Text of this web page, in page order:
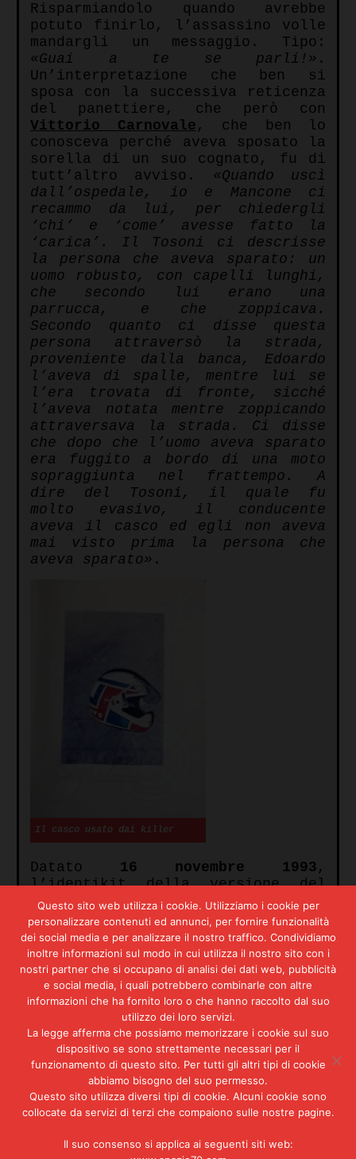
Risparmiandolo quando avrebbe
potuto finirlo, l’assassino volle
mandargli un messaggio. Tipo:
«Guai a te se parli!» .
Un’interpretazione che ben si
sposa con la successiva reticenza
del panettiere, che però con
Vittorio Carnovale , che ben lo
conosceva perché aveva sposato la
sorella di un suo cognato, fu di
tutt’altro avviso. «Quando uscì
dall’ospedale, io e Mancone ci
recammo da lui, per chiedergli
‘chi’ e ‘come’ avesse fatto la
‘carica’. Il Tosoni ci descrisse
la persona che aveva sparato: un
uomo robusto, con capelli lunghi,
che secondo lui erano una
parrucca, e che zoppicava.
Secondo quanto ci disse questa
persona attraversò la strada,
proveniente dalla banca, Edoardo
l’aveva di spalle, mentre lui se
l’era trovata di fronte, sicché
l’aveva notata mentre zoppicando
attraversava la strada. Ci disse
che dopo che l’uomo aveva sparato
era fuggito a bordo di una moto
sopraggiunta nel frattempo. A
dire del Tosoni, il quale fu
molto evasivo, il conducente
aveva il casco ed egli non aveva
mai visto prima la persona che
aveva sparato» .
Il casco usato dai killer
Datato 16 novembre 1993 ,
l’identikit della versione del
Conigliocontrasta con quello dei
due agenti. Non si parla né di
berretto e né di occhiali da
vista, la corporatura da esile
ora è robusta e l’assassino
avrebbe avuto problemi di
deambulazione. Non proprio
l’ideale per agire a piedi. Ma la
deposizione di Carnovale è
interessante perché fa luce sulla
ragione del rapporto fraToscano
Tosoni, fino a quel momento
celata dal silenzio di
quest’ultimo: isoldi.«So per
arrestato, lo incaricò di
Questo sito web utilizza i cookie. Utilizziamo i cookie per
personalizzare contenuti ed annunci, per fornire funzionalità
dei social media e per analizzare il nostro traffico. Condividiamo
inoltre informazioni sul modo in cui utilizza il nostro sito con i
nostri partner che si occupano di analisi dei dati web, pubblicità
e social media, i quali potrebbero combinarle con altre
informazioni che ha fornito loro o che hanno raccolto dal suo
utilizzo dei loro servizi.
La legge afferma che possiamo memorizzare i cookie sul suo
dispositivo se sono strettamente necessari per il
funzionamento di questo sito. Per tutti gli altri tipi di cookie
abbiamo bisogno del suo permesso.
Questo sito utilizza diversi tipi di cookie. Alcuni cookie sono
collocate da servizi di terzi che compaiono sulle nostre pagine.
Il suo consenso si applica ai seguenti siti web: